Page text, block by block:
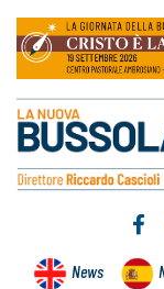
News